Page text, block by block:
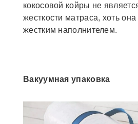
кокосовой койры не
жесткости матраса, хоть она
жестким наполнителем.
Вакуумная упаковка